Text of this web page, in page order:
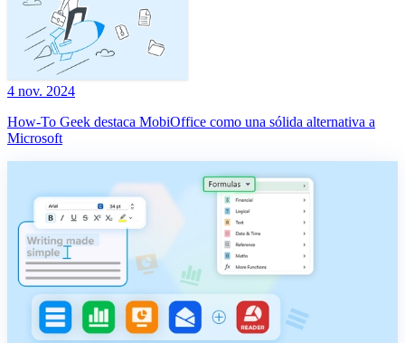
4 nov. 2024
How-To Geek destaca MobiOffice como una sólida alternativa a
Microsoft